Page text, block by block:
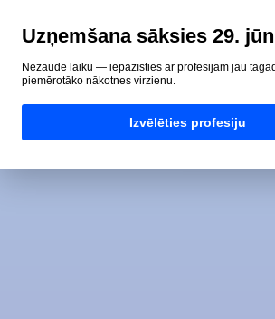
Uzņemšana sāksies 29.
Nezaudē laiku — iepazīsties ar profesijām jau
piemērotāko nākotnes virzienu.
Izvēlēties profesiju